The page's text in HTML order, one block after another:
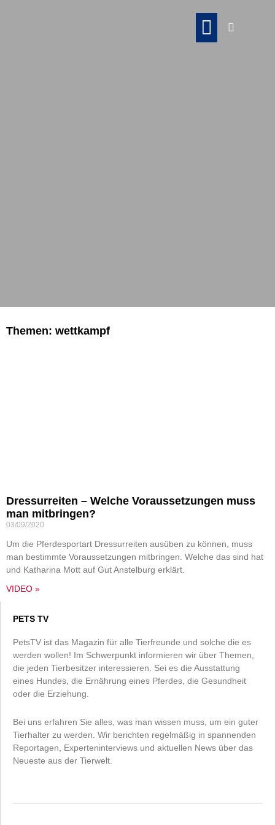
Themen: wettkampf
Dressurreiten – Welche Voraussetzungen muss
man mitbringen?
03/09/2020
Um die Pferdesportart Dressurreiten ausüben zu können, muss
man bestimmte Voraussetzungen mitbringen. Welche das sind hat
und Katharina Mott auf Gut Anstelburg erklärt.
VIDEO »
PETS TV
PetsTV ist das Magazin für alle Tierfreunde und solche die es
werden wollen! Im Schwerpunkt informieren wir über Themen,
die jeden Tierbesitzer interessieren. Sei es die Ausstattung
eines Hundes, die Ernährung eines Pferdes, die Gesundheit
oder die Erziehung.
Bei uns erfahren Sie alles, was man wissen muss, um ein guter
Tierhalter zu werden. Wir berichten regelmäßig in spannenden
Reportagen, Experteninterviews und aktuellen News über das
Neueste aus der Tierwelt.